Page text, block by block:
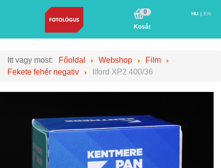
0
Kosár
HU EN
Itt vagy most: Főoldal Webshop
Film
Fekete fehér negativ
Ilford XP2 400/36